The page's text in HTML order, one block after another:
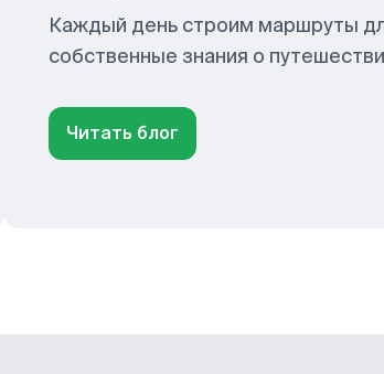
Каждый день строим маршруты
собственные знания о
Читать блог